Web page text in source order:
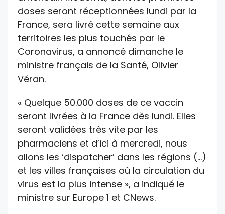
doses seront réceptionnées lundi par la
France, sera livré cette semaine aux
territoires les plus touchés par le
Coronavirus, a annoncé dimanche le
ministre français de la Santé, Olivier
Véran.
« Quelque 50.000 doses de ce vaccin
seront livrées à la France dès lundi. Elles
seront validées très vite par les
pharmaciens et d’ici à mercredi, nous
allons les ‘dispatcher’ dans les régions (…)
et les villes françaises où la circulation du
virus est la plus intense », a indiqué le
ministre sur Europe 1 et CNews.